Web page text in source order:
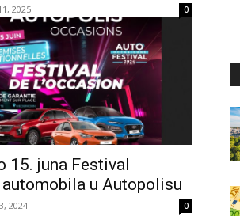
2025 0
15. juna Festival
u Autopolisu
2024 0